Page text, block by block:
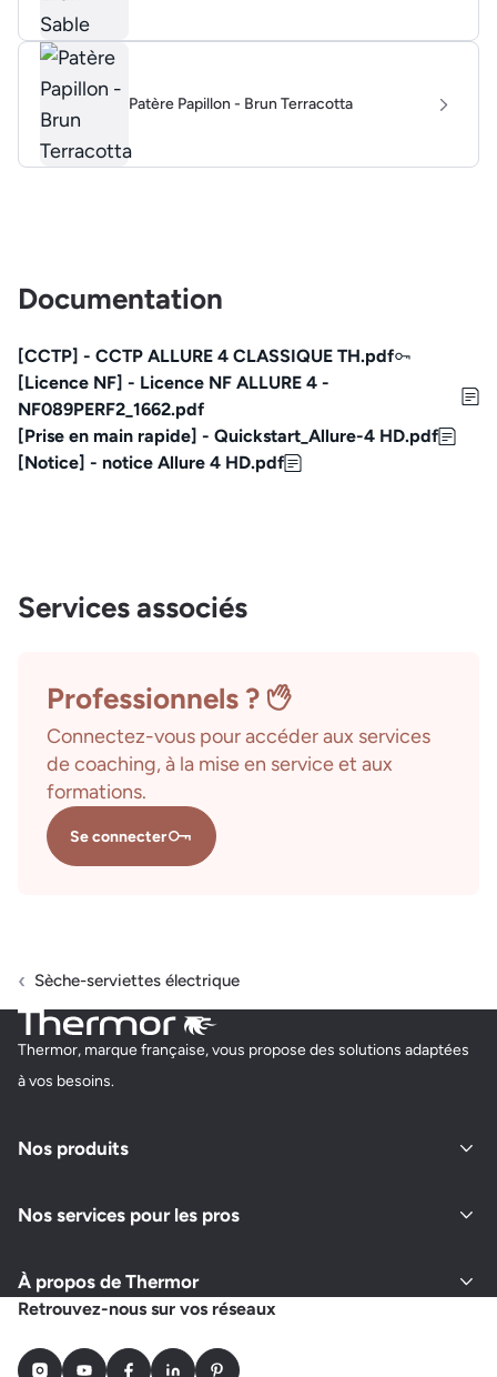
Patère Papillon - Brun Terracotta
Documentation
[CCTP] - CCTP ALLURE 4 CLASSIQUE TH.pdf
[Licence NF] - Licence NF ALLURE 4 -
NF089PERF2_1662.pdf
[Prise en main rapide] - Quickstart_Allure-4 HD.pdf
[Notice] - notice Allure 4 HD.pdf
Services associés
Professionnels ?
Connectez-vous pour accéder aux services
de coaching, à la mise en service et aux
formations.
Se connecter
Sèche-serviettes électrique
Thermor, marque française, vous propose des solutions adaptées
à vos besoins.
Nos produits
Nos services pour les pros
À propos de Thermor
Retrouvez-nous sur vos réseaux